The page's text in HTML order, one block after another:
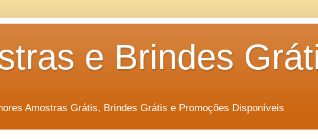
e Brindes
Amostras Grátis, Brindes Grátis e Promoções Disponíveis